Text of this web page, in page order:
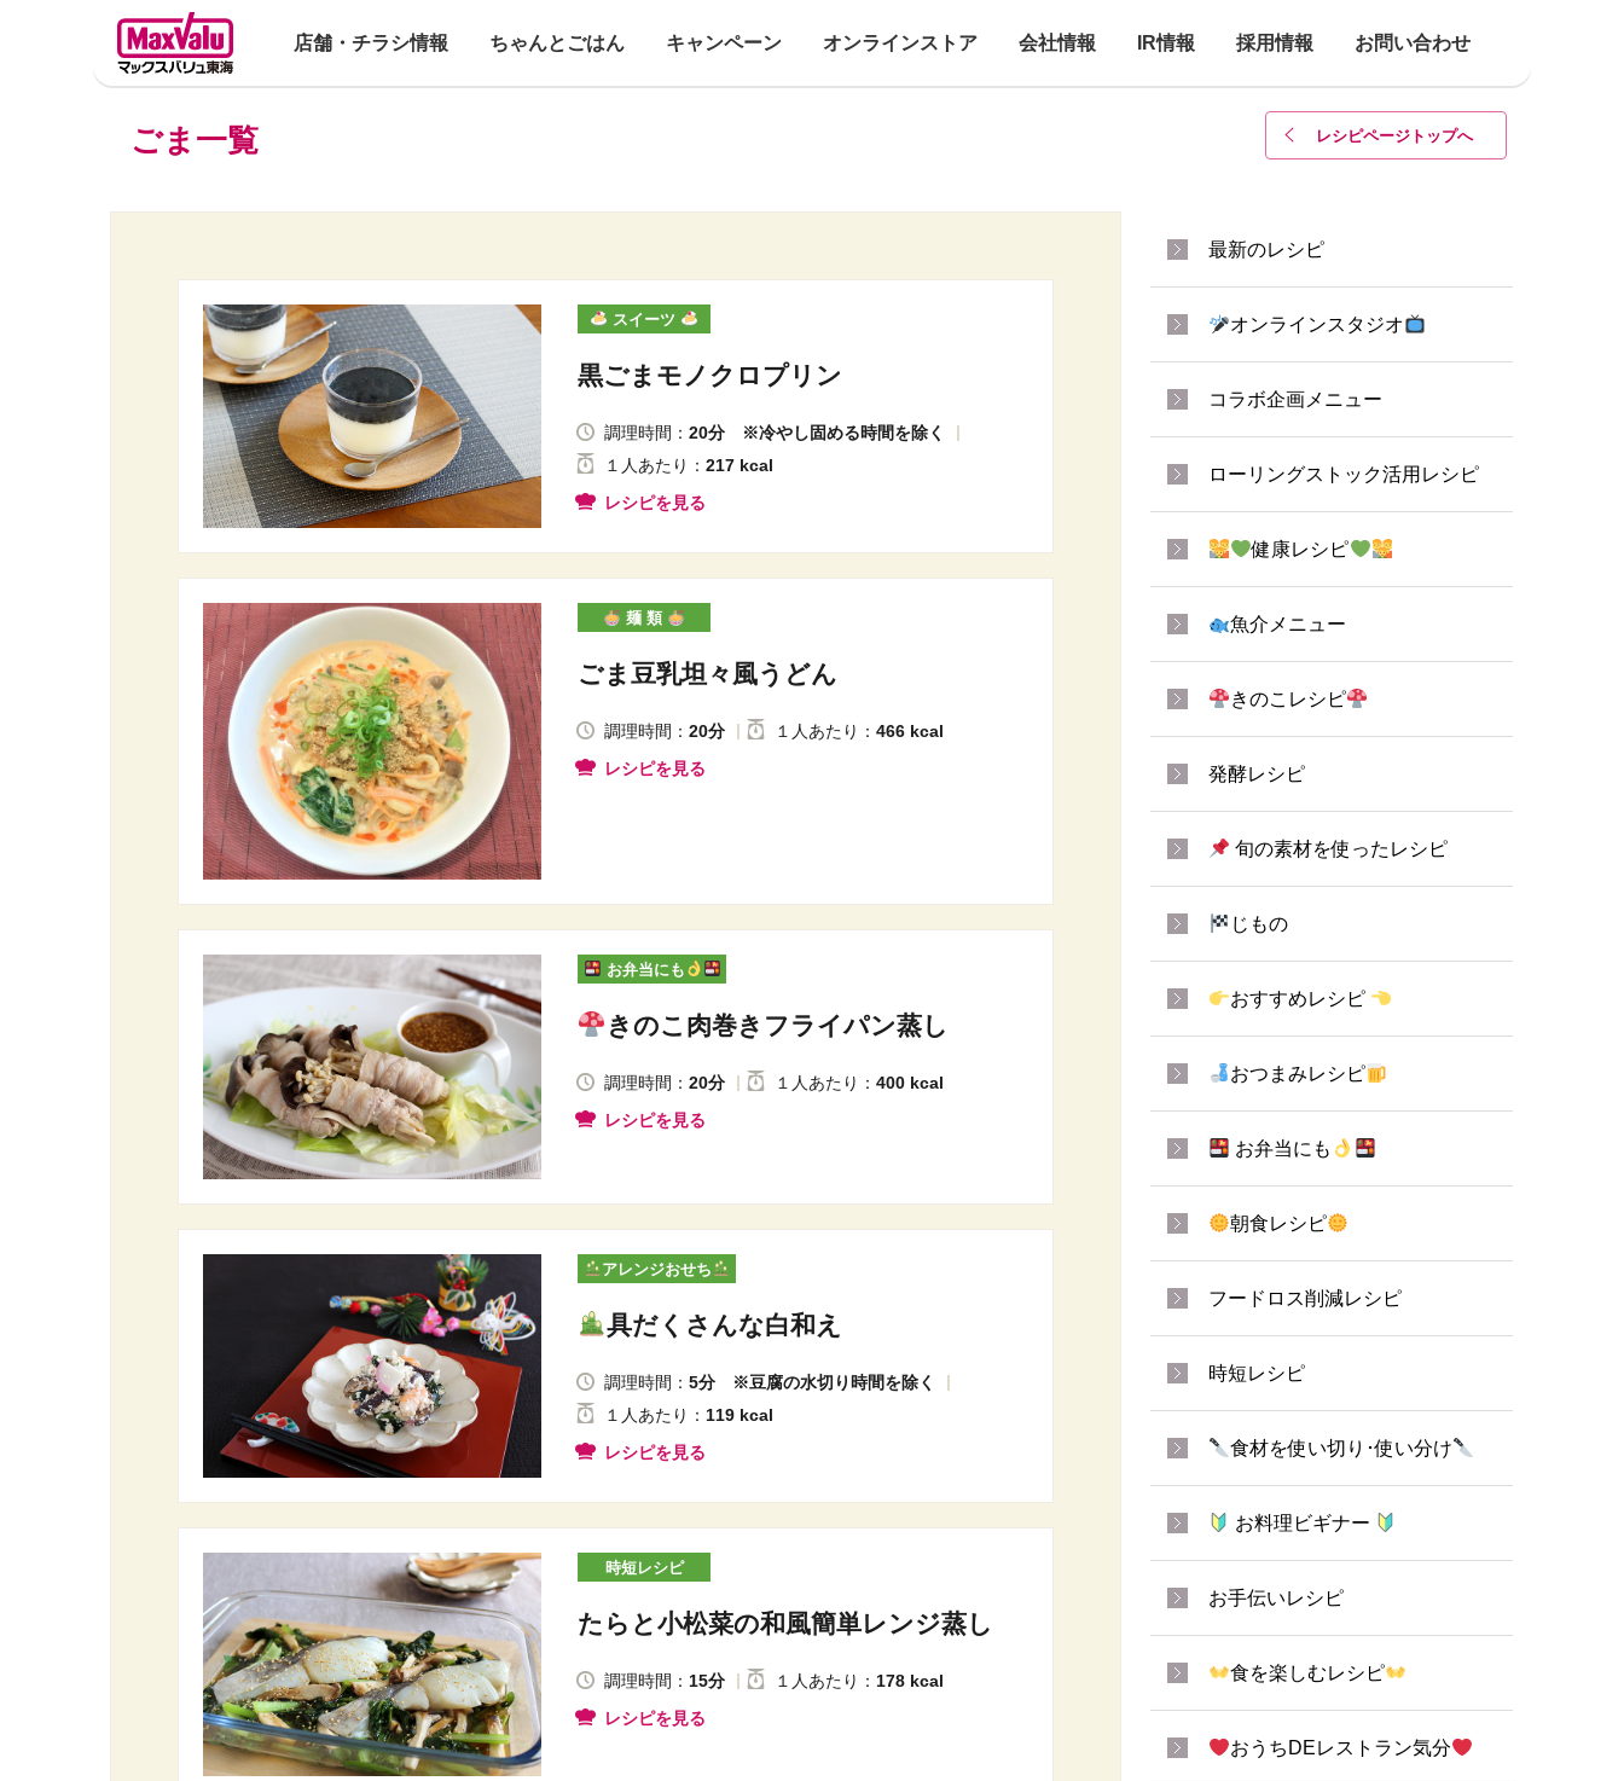
店舗・チラシ情報 ちゃんとごはん キャンペーン オンラインストア 会社情報 IR情報 採用情報 お問い合わせ
ごま一覧 レシピページトップへ
スイーツ
黒ごまモノクロプリン
調理時間： 20分 ※冷やし固める時間を除く
１人 あたり ： 217 kcal
レシピを見る
麺 類
ごま豆乳坦々風うどん
調理時間： 20分 １人あたり ： 466 kcal
レシピを見る
お弁当にも
きのこ肉巻きフライパン蒸し
調理時間： 20分 １人 あたり ： 400 kcal
レシピを見る
アレンジおせち
具だくさんな白和え
調理時間： 5分 ※豆腐の水切り時間を除く
１人 あたり ： 119 kcal
レシピを見る
時短レシピ
たらと小松菜の和風簡単レンジ蒸し
調理時間： 15分 １人 あたり ： 178 kcal
レシピを見る
最新のレシピ
オンラインスタジオ
コラボ企画メニュー
ローリングストック活用レシピ
健康レシピ
魚介メニュー
きのこレシピ
発酵レシピ
旬の素材を使ったレシピ
じもの
おすすめレシピ
おつまみレシピ
お弁当にも
朝食レシピ
フードロス削減レシピ
時短レシピ
食材を使い切り･使い分け
お料理ビギナー
お手伝いレシピ
食を楽しむレシピ
おうちDEレストラン気分